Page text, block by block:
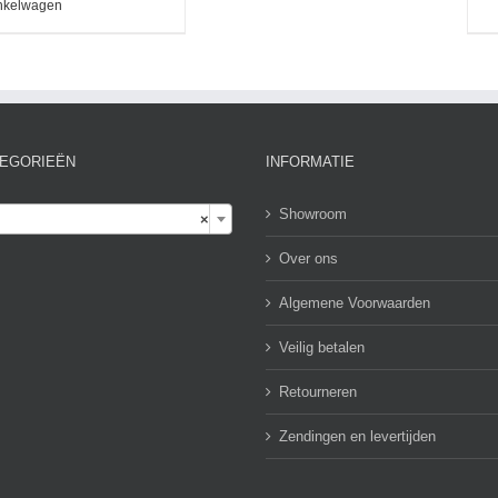
×
INFORMATIE
Showroom
Over ons
Algemene Voorwaarden
Veilig betalen
Retourneren
Zendingen en levertijden